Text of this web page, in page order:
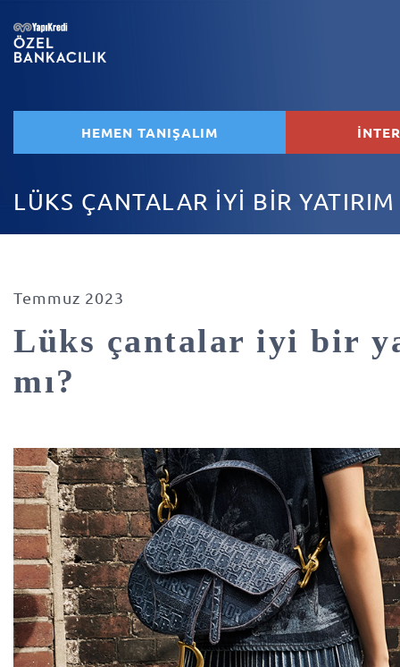
HEMEN TANIŞALIM
LÜKS ÇANTALAR İYİ BİR
Temmuz 2023
Lüks çantalar iyi bir
mı?